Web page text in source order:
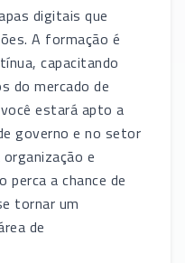
digitais que
A formação é
capacitando
do mercado de
estará apto a
governo e no setor
e
a chance de
tornar um
de